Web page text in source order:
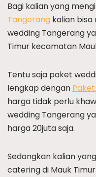
Bagi kalian yang
Tangerang kalian
wedding Tangerang
Timur kecamatan
Tentu saja paket
lengkap dengan
harga tidak perlu
wedding Tangerang
harga 20juta saja.
Sedangkan kalian
catering di Mauk